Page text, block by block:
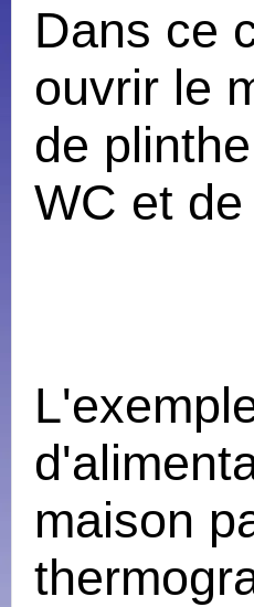
Dans ce
ouvrir le
de
WC et
maison